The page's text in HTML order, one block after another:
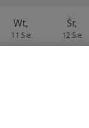
Wt,
11 Sie
Śr,
12 Sie